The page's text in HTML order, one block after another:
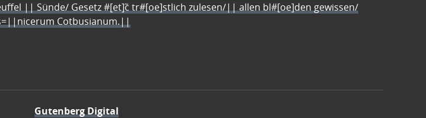
|| Sünde/ Gesetz #[et]c̃ tr#[oe]stlich zulesen/|| allen bl#[oe]den gewissen/
Cotbusianum.||
Gutenberg Digital